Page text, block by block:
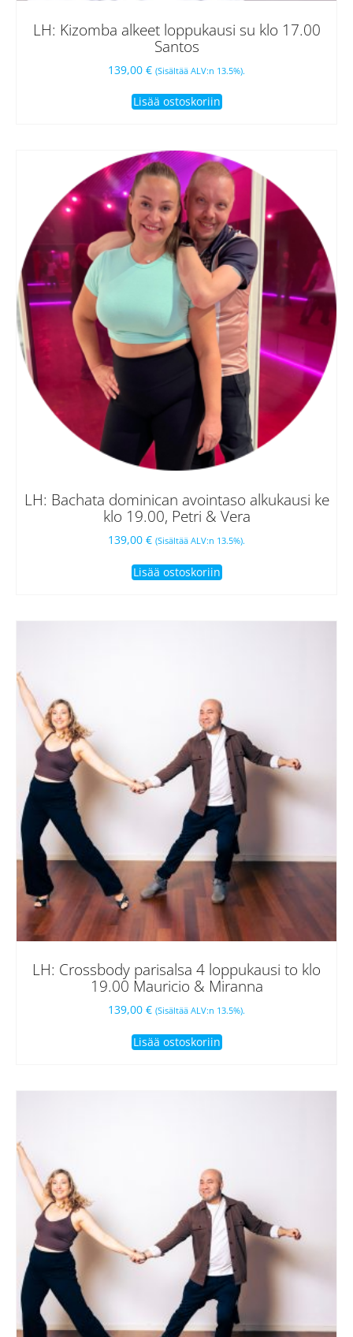
LH: Kizomba alkeet loppukausi su klo 17.00
Santos
139,00 € (Sisältää ALV:n 13.5%).
Lisää ostoskoriin
LH: Bachata dominican avointaso alkukausi ke
klo 19.00, Petri & Vera
139,00 € (Sisältää ALV:n 13.5%).
Lisää ostoskoriin
LH: Crossbody parisalsa 4 loppukausi to klo
19.00 Mauricio & Miranna
139,00 € (Sisältää ALV:n 13.5%).
Lisää ostoskoriin